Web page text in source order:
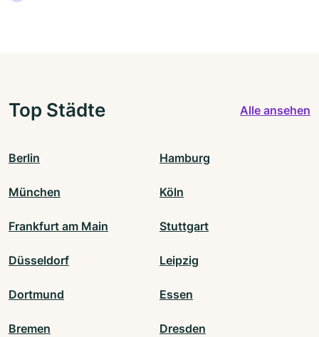
Top Städte Alle ansehen
Berlin Hamburg
München Köln
Frankfurt am Main Stuttgart
Düsseldorf Leipzig
Dortmund Essen
Bremen Dresden